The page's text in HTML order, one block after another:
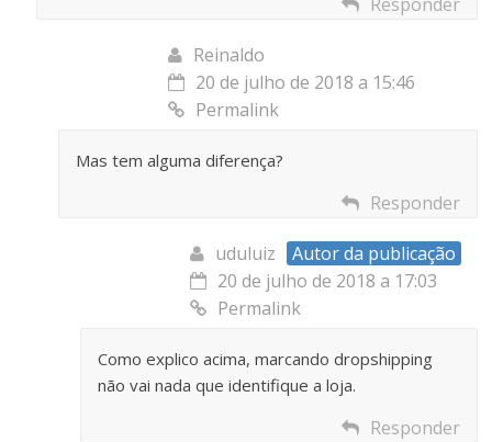
Reinaldo
20 de julho de 2018 a 15:46
Permalink
Mas tem alguma diferença?
Responder
uduluiz
Autor da publicação
20 de julho de 2018 a 17:03
Permalink
Como explico acima, marcando dropshipping
não vai nada que identifique a loja.
Responder